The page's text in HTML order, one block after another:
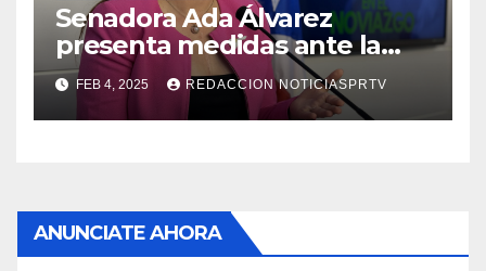
Senadora Ada Álvarez
presenta medidas ante la
violencia en el noviazgo
FEB 4, 2025 REDACCION NOTICIASPRTV
ANUNCIATE AHORA